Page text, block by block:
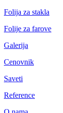
Folija za stakla
Folije za farove
Galerija
Cenovnik
Saveti
Reference